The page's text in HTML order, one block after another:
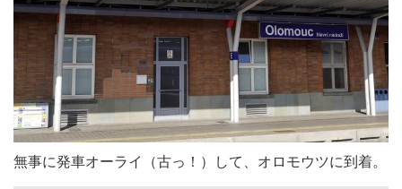
無事に発車オーライ（古っ！）して、オロモウツに到着。